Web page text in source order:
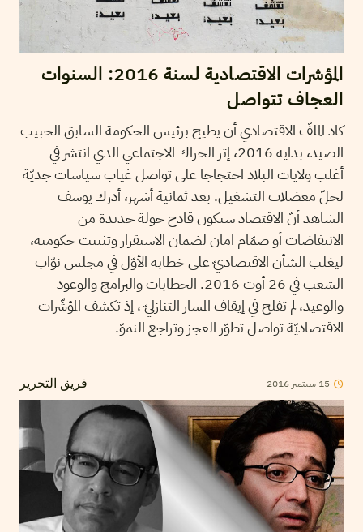
المؤشرات الاقتصادية لسنة 2016: السنوات
العجاف تتواصل
كاد الملفّ الاقتصادي أن يطيح برئيس الحكومة السابق الحبيب
الصيد، بداية 2016، إثر الحراك الاجتماعي الذي انتشر في
أغلب ولايات البلاد احتجاجا على تواصل غياب سياسات جديّة
لحلّ معضلات التشغيل. بعد ثمانية أشهر، أدرك يوسف
الشاهد أنّ الاقتصاد سيكون قادح جولة جديدة من
الانتفاضات أو صمّام امان لضمان الاستقرار وتثبيت حكومته،
ليغلب الشأن الاقتصاديّ على خطابه الأوّل في مجلس نوّاب
الشعب في 26 أوت 2016. الخطابات والبرامج والوعود
والوعيد، لم تفلح في إيقاف المسار التنازليّ ، إذ تكشف المؤشّرات
الاقتصاديّة تواصل تطوّر العجز وتراجع النموّ.
فريق التحرير 15 سبتمبر 2016